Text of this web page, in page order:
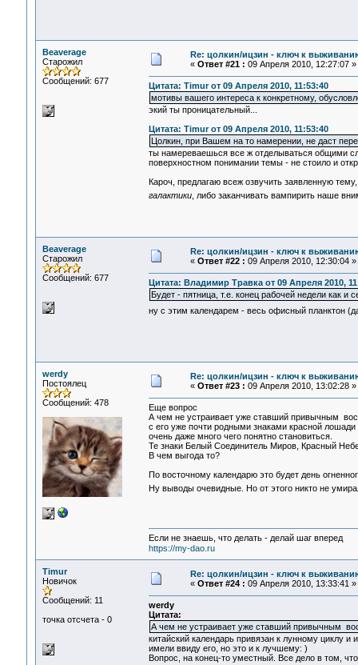
Beaverage
Старожил
Сообщений: 677
Re: цолкин/ицзин - ключ к
« Ответ #21 : 09 Апреля 2010, 12:27:07 »
Цитата: Timur от 09 Апреля 2010, 11:53:40
мотивы вашего интереса к конкретному,
экий ты проницательный...
Цитата: Timur от 09 Апреля 2010, 11:53:40
Цолкин, при Вашем на то намерении, не даст
ты намереваешься все ж отделываться общими
поверхностном понимании темы - не стоило и
Кароч, предлагаю всеж озвучить заявленную
галактики, либо заканчивать вампирить наше
Beaverage
Старожил
Сообщений: 677
Re: цолкин/ицзин - ключ к
« Ответ #22 : 09 Апреля 2010, 12:30:04 »
Цитата: Владимир Травка от 09 Апреля 2010,
Будет - пятница, т.е. конец рабочей недели как и
ну с этим календарем - весь офисный планктон
werdy
Постоялец
Сообщений: 478
Re: цолкин/ицзин - ключ к
« Ответ #23 : 09 Апреля 2010, 13:02:28 »
Еще вопрос
А чем не устраивает уже ставший привычным
с его уже почти родными знаками красной
очень даже много чего понятно становиться.
Те знаки Белый Соединитель Миров, Красный
В чем выгода то?
По восточному календарю это будет день
Ну выводы очевидные. Но от этого никто не
Если не знаешь, что делать - делай шаг вперед
https://my-dao.ru
Timur
Новичок
Сообщений: 11
точка отсчета - 0
Re: цолкин/ицзин - ключ к
« Ответ #24 : 09 Апреля 2010, 13:33:41 »
werdy
Цитата:
А чем не устраивает уже ставший привычным
китайский календарь привязан к лунному циклу
имели ввиду его, но это и к лучшему: )
Вопрос, на конец-то уместный. Все дело в том,